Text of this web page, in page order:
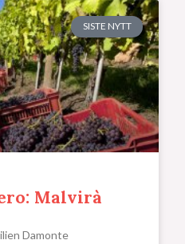
SISTE NYTT
Malvirà
Damonte